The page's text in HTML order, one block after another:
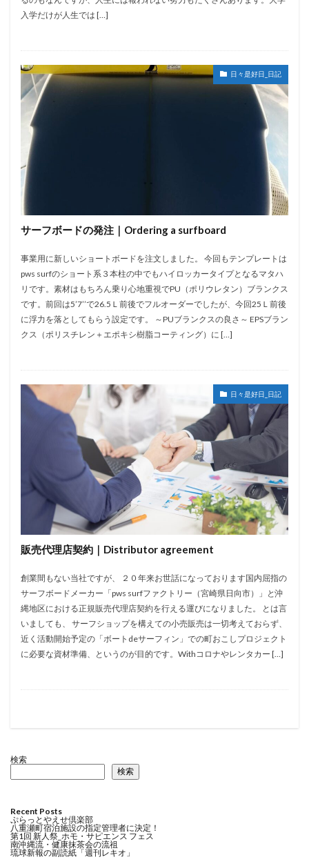
入学だけが人生では […]
日々是好日_日記
サーフボードの発注｜Ordering a surfboard
事業用に新しいショートボードを注文しました。 今回もテンプレートは
pws surfのショート系３本柱の中でもハイロッカータイプとなるマタハ
リです。素材はもちろん乗り心地重視でPU（ポリウレタン）ブランクス
です。前回は5’7’’で26.5Ｌ前後でフルオーダーでしたが、今回25Ｌ前後
に浮力を落としてもらう設定です。 ～PUブランクスの良さ～ EPSブラン
クス（ポリスチレン＋エポキシ樹脂コーティング）に […]
日々是好日_日記
販売代理店契約｜Distributor agreement
創業間もない当社ですが、 ２０年来お世話になっております国内屈指の
サーフボードメーカー「pws surfファクトリー（宮崎県日向市）」と沖
縄地区における正規販売代理店契約を行える運びになりました。 とは言
いましても、 サーフショップを構えての小売販売は一切考えておらず、
近く活動開始予定の「ボートdeサーフィン」での町おこしプロジェクト
に必要な資材準備、というのが目的です。Withコロナやレンタカー […]
検索
検索
Recent Posts
ぷらっとやえせ倶楽部
八重瀬町宿泊施設の指定管理者に決定！
第1回 新人祭_ホモ・サピエンス フェス
南沖縄流・健康抹茶会の流祖
琉球新報の副読紙「週刊レキオ」